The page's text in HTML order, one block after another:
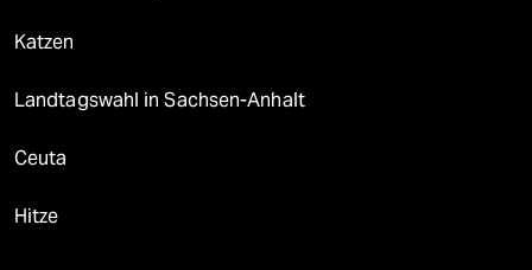
Katzen
Landtagswahl in Sachsen-Anhalt
Ceuta
Hitze